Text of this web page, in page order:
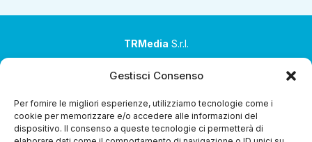
Gestisci Consenso
Per fornire le migliori esperienze, utilizziamo tecnologie come i
cookie per memorizzare e/o accedere alle informazioni del
dispositivo. Il consenso a queste tecnologie ci permetterà di
TRMedia S.r.l.
coordinamento da parte di Coop Alleanza 3.0 Soc. Coop.
Sede legale: via Ragazzi del ’99 nr. 51 42124 Reggio Emilia